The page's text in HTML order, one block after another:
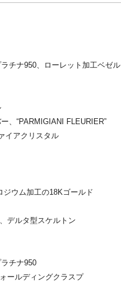
チナ950、ローレット加工ベゼル
、“PARMIGIANI FLEURIER”
イアクリスタル
ウム加工の18Kゴールド
デルタ型スケルトン
チナ950
ールディングクラスプ